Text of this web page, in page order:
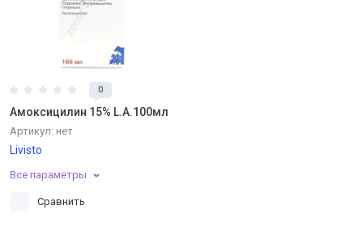
0
Амоксицилин 15% L.A.100мл
Артикул: нет
Livisto
Все параметры
Сравнить